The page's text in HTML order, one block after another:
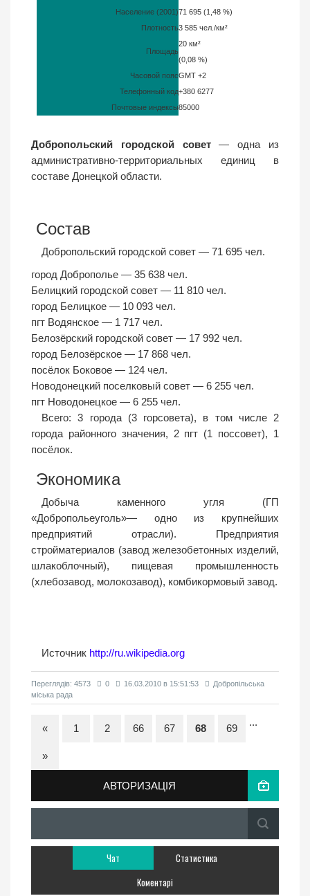
Население (2001)71 695 (1,48 %)
Плотность3 585 чел./км²
Площадь
20 км²
(0,08 %)
Часовой поясGMT +2
Телефонный код+380 6277
Почтовые индексы85000
Добропольский городской совет— одна из
административно-территориальных единиц в
составе Донецкой области.
Состав
Добропольский городской совет — 71 695 чел.
город Доброполье — 35 638 чел.
Белицкий городской совет — 11 810 чел.
город Белицкое — 10 093 чел.
пгт Водянское — 1 717 чел.
Белозёрский городской совет — 17 992 чел.
город Белозёрское — 17 868 чел.
посёлок Боковое — 124 чел.
Новодонецкий поселковый совет — 6 255 чел.
пгт Новодонецкое — 6 255 чел.
Всего: 3 города (3 горсовета), в том числе 2
города районного значения, 2 пгт (1 поссовет), 1
посёлок.
Экономика
Добыча каменного угля (ГП
«Добропольеуголь»— одно из крупнейших
предприятий отрасли). Предприятия
стройматериалов (завод железобетонных изделий,
шлакоблочный), пищевая промышленность
(хлебозавод, молокозавод), комбикормовый завод.
Источник http://ru.wikipedia.org
Переглядiв: 4573 0 16.03.2010 в 15:51:53
Добропільська
міська рада
« 1 2
...
66 67 68 69
»
АВТОРИЗАЦІЯ
Чат
Статистика
Коментарі